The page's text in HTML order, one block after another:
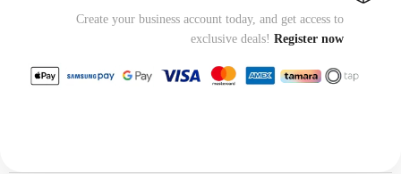
Create your business account today, and get access to
exclusive deals! Register now